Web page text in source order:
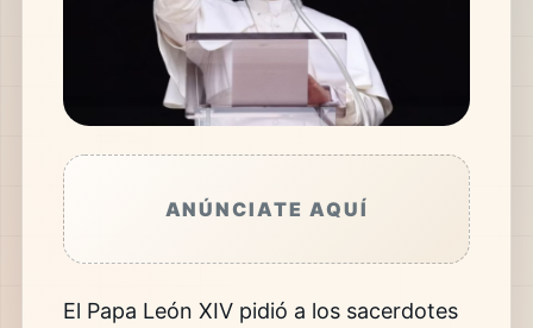
ANÚNCIATE AQUÍ
El Papa León XIVpidió a los sacerdotes